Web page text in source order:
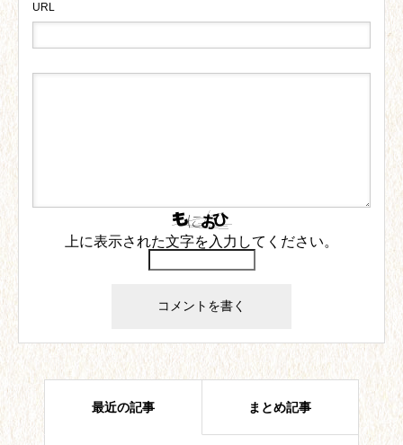
URL
上に表示された文字を入力してください。
最近の記事 まとめ記事